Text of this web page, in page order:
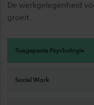
De werkgelegenheid
groeit.
Toegepaste Psychologie
Social Work